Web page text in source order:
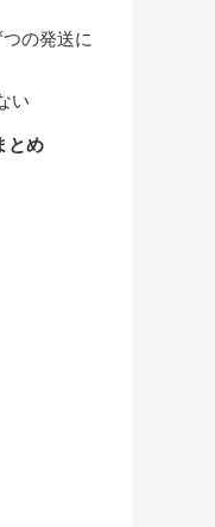
の発送に
い
とめ